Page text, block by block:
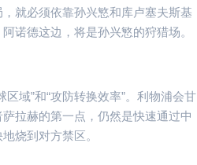
就必须依靠孙兴慜和库卢塞夫斯基
诺德这边，将是孙兴慜的狩猎场。
域”和“攻防转换效率”。利物浦会甘
拉赫的第一点，仍然是快速通过中
烧到对方禁区。